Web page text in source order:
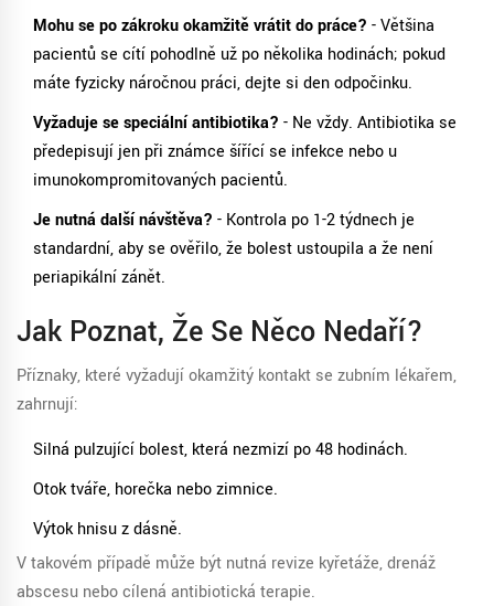
Mohu se po zákroku okamžitě vrátit do práce? - Většina
pacientů se cítí pohodlně už po několika hodinách; pokud
máte fyzicky náročnou práci, dejte si den odpočinku.
Vyžaduje se speciální antibiotika? - Ne vždy. Antibiotika se
předepisují jen při známce šířící se infekce nebo u
imunokompromitovaných pacientů.
Je nutná další návštěva? - Kontrola po 1-2 týdnech je
standardní, aby se ověřilo, že bolest ustoupila a že není
periapikální zánět.
Jak Poznat, Že Se Něco Nedaří?
Příznaky, které vyžadují okamžitý kontakt se zubním lékařem,
zahrnují:
Silná pulzující bolest, která nezmizí po 48 hodinách.
Otok tváře, horečka nebo zimnice.
Výtok hnisu z dásně.
V takovém případě může být nutná revize kyřetáže, drenáž
abscesu nebo cílená antibiotická terapie.